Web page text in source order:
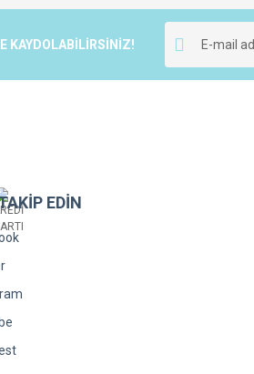
Yorum Yaz
Gönder
KAYDOLABİLİRSİNİZ!
EDİN